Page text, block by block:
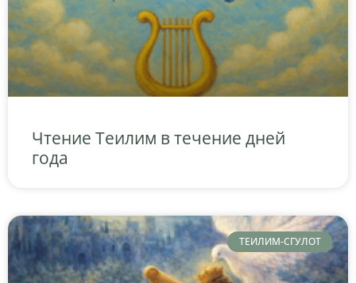
Чтение Теилим в течение дней
года
ТЕИЛИМ-СГУЛОТ